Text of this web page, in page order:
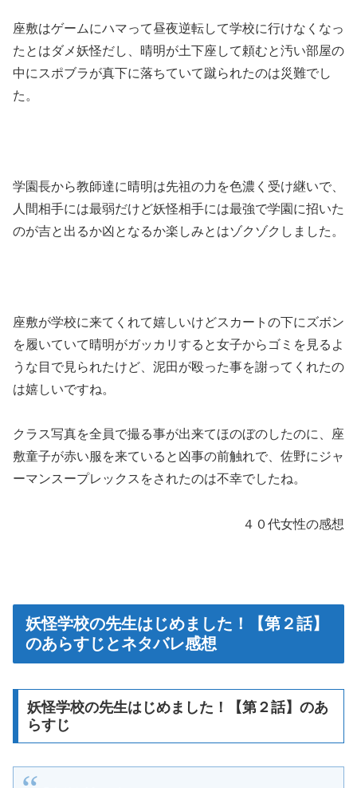
座敷はゲームにハマって昼夜逆転して学校に行けなくなっ
たとはダメ妖怪だし、晴明が土下座して頼むと汚い部屋の
中にスポブラが真下に落ちていて蹴られたのは災難でし
た。
学園長から教師達に晴明は先祖の力を色濃く受け継いで、
人間相手には最弱だけど妖怪相手には最強で学園に招いた
のが吉と出るか凶となるか楽しみとはゾクゾクしました。
座敷が学校に来てくれて嬉しいけどスカートの下にズボン
を履いていて晴明がガッカリすると女子からゴミを見るよ
うな目で見られたけど、泥田が殴った事を謝ってくれたの
は嬉しいですね。
クラス写真を全員で撮る事が出来てほのぼのしたのに、座
敷童子が赤い服を来ていると凶事の前触れで、佐野にジャ
ーマンスープレックスをされたのは不幸でしたね。
４０代女性の感想
妖怪学校の先生はじめました！【第２話】
のあらすじとネタバレ感想
妖怪学校の先生はじめました！【第２話】のあ
らすじ